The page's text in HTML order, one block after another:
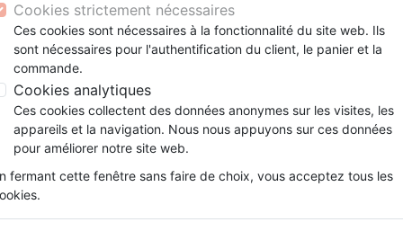
Segond 21
Segond
NEG
Famille, couple
Souffrance, Relation d'aide
Santé
Couple
Méditations
Souffrance, Relation d'aide
Psychologie
ans
Bibles jeunesse
Latino, Folk
Soul
Instrumental
Louange, Adoration
Hardrock, Métal
conférences
Documentaires, reportages
Accessoires de Bible
Papeterie
Psychologie
: Par page :
Cookies strictement nécessaires
Ces cookies sont nécessaires à la fonctionnalité du site web. Ils
sont nécessaires pour l'authentification du client, le panier et la
commande.
Cookies analytiques
Ces cookies collectent des données anonymes sur les visites, les
appareils et la navigation. Nous nous appuyons sur ces données
pour améliorer notre site web.
fermant cette fenêtre sans faire de choix, vous acceptez tous les